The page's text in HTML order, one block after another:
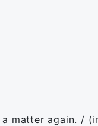
matter again. /